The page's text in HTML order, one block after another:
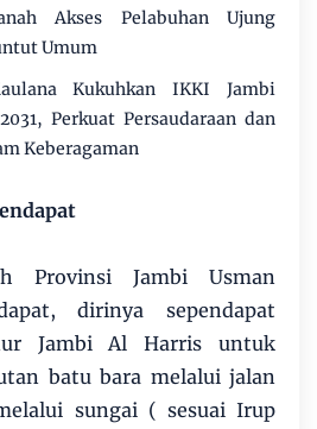
Akses Pelabuhan Ujung
Umum
Kukuhkan IKKI Jambi
Perkuat Persaudaraan dan
Keberagaman
Provinsi Jambi Usman
dirinya sependapat
Jambi Al Harris untuk
batu bara melalui jalan
sungai ( sesuai Irup